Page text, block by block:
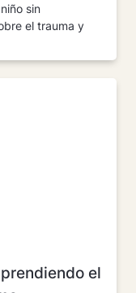
sin
el trauma y
el
el